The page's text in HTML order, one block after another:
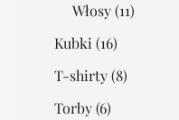
Włosy(11)
Kubki (16)
T-shirty(8)
Torby(6)